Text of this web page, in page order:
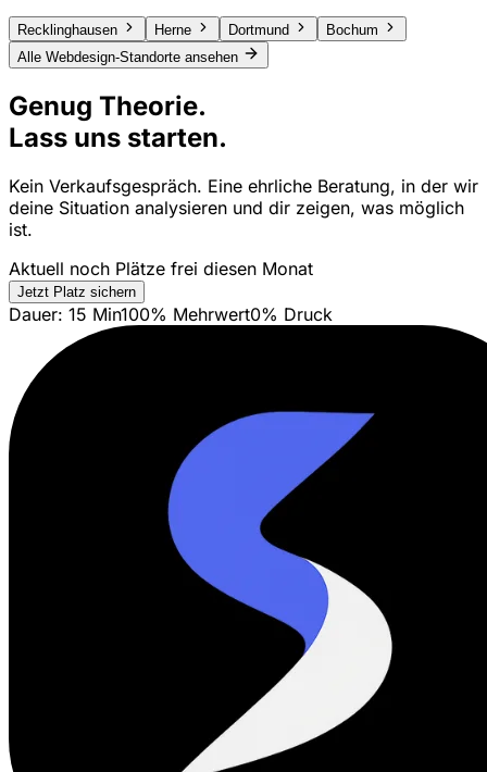
Recklinghausen Herne Dortmund
Bochum
Alle Webdesign-Standorte ansehen
Genug Theorie.
Lass uns starten.
Kein Verkaufsgespräch. Eine ehrliche Beratung, in der wir
deine Situation analysieren und dir zeigen, was möglich
ist.
Aktuell noch Plätze frei diesen Monat
Jetzt Platz sichern
Dauer: 15 Min100% Mehrwert0% Druck